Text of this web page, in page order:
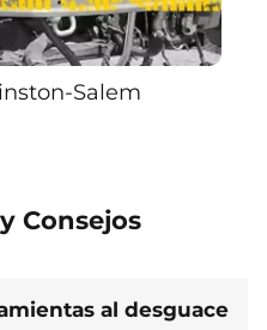
Salem
Consejos
al desguace